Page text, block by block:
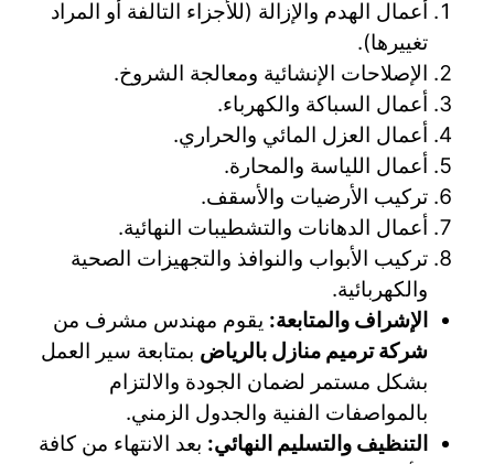
أعمال الهدم والإزالة (للأجزاء التالفة أو المراد
تغييرها).
الإصلاحات الإنشائية ومعالجة الشروخ.
أعمال السباكة والكهرباء.
أعمال العزل المائي والحراري.
أعمال اللياسة والمحارة.
تركيب الأرضيات والأسقف.
أعمال الدهانات والتشطيبات النهائية.
تركيب الأبواب والنوافذ والتجهيزات الصحية
والكهربائية.
الإشراف والمتابعة: يقوم مهندس مشرف من
شركة ترميم منازل بالرياض بمتابعة سير العمل
بشكل مستمر لضمان الجودة والالتزام
بالمواصفات الفنية والجدول الزمني.
التنظيف والتسليم النهائي: بعد الانتهاء من كافة